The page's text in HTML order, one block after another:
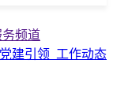
频道
党建引领 工作动态